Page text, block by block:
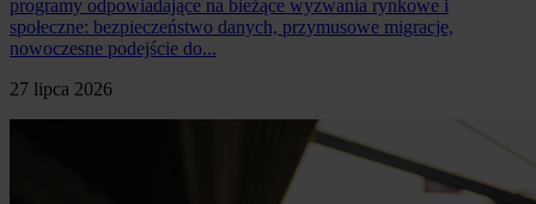
programy odpowiadające na bieżące wyzwania rynkowe i
społeczne: bezpieczeństwo danych, przymusowe migracje,
nowoczesne podejście do...
27 lipca 2026